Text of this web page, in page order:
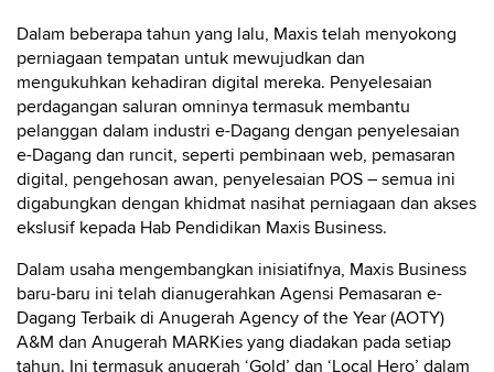
Dalam beberapa tahun yang lalu, Maxis telah menyokong
perniagaan tempatan untuk mewujudkan dan
mengukuhkan kehadiran digital mereka. Penyelesaian
perdagangan saluran omninya termasuk membantu
pelanggan dalam industri e-Dagang dengan penyelesaian
e-Dagang dan runcit, seperti pembinaan web, pemasaran
digital, pengehosan awan, penyelesaian POS – semua ini
digabungkan dengan khidmat nasihat perniagaan dan akses
ekslusif kepada Hab Pendidikan Maxis Business.
Dalam usaha mengembangkan inisiatifnya, Maxis Business
baru-baru ini telah dianugerahkan Agensi Pemasaran e-
Dagang Terbaik di Anugerah Agency of the Year (AOTY)
A&M dan Anugerah MARKies yang diadakan pada setiap
tahun. Ini termasuk anugerah ‘Gold’ dan ‘Local Hero’ dalam